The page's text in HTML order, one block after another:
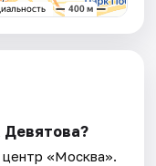
Девятова?
«Москва».